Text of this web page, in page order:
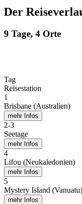
Der
9 Tage, 4 Orte
Tag
Reisestation
1
Brisbane (Australien)
mehr Infos
2-3
Seetage
mehr Infos
4
Lifou (Neukaledonien)
mehr Infos
5
Mystery Island (Vanuatu)
mehr Infos